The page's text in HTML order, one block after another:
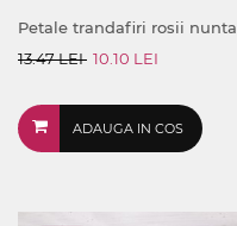
Petale trandafiri rosii nunta
13.47 LEI 10.10 LEI
ADAUGA IN COS